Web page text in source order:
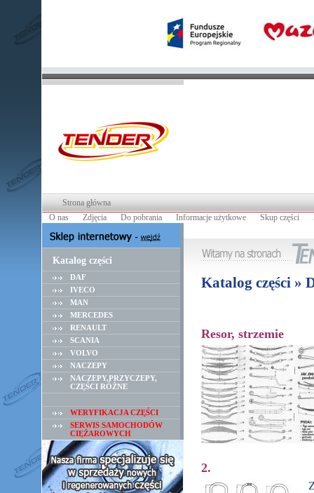
Strona główna
O nas
Zdjęcia Do pobrania Informacje użytkowe Skup części
Katalog części
DAF
IVECO
MAN
MERCEDES
RENAULT
SCANIA
VOLVO
NACZEPY
NACZEPY,PRZYCZEPY,
CZĘŚCI RÓŻNE
WERYFIKACJA CZĘŚCI
SERWIS SAMOCHODÓW
CIĘŻAROWYCH
Katalog części »
Resor, strzemie
2.